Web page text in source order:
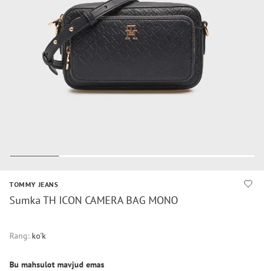
TOMMY JEANS
Sumka TH ICON CAMERA BAG MONO
Rang: ko'k
Bu mahsulot mavjud emas